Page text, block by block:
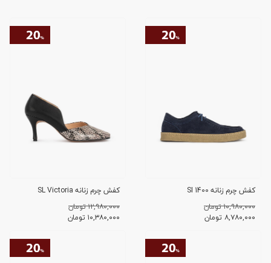
کفش چرم زنانه SI 1400
۱۰,۹۸۰,۰۰۰ تومان
۸,۷۸۰,۰۰۰ تومان
کفش چرم زنانه SL Victoria
۱۲,۹۸۰,۰۰۰ تومان
۱۰,۳۸۰,۰۰۰ تومان